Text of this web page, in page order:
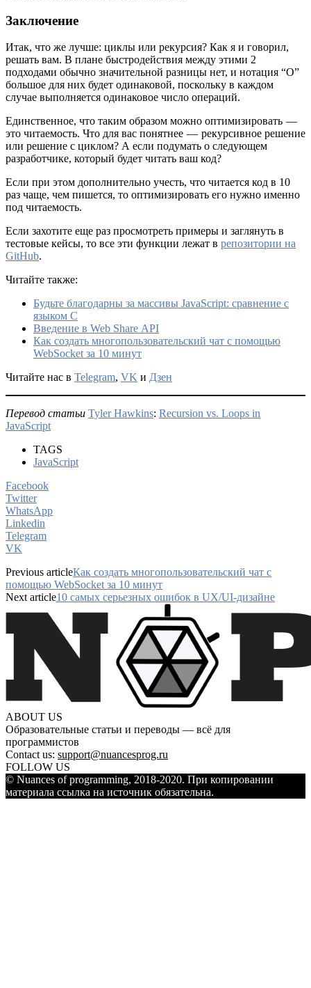
Заключение
Итак, что же лучше: циклы или рекурсия? Как я и говорил,
решать вам. В плане быстродействия между этими 2
подходами обычно значительной разницы нет, и нотация “О”
большое для них будет одинаковой, поскольку в каждом
случае выполняется одинаковое число операций.
Единственное, что таким образом можно оптимизировать —
это читаемость. Что для вас понятнее — рекурсивное решение
или решение с циклом? А если подумать о следующем
разработчике, который будет читать ваш код?
Если при этом дополнительно учесть, что читается код в 10
раз чаще, чем пишется, то оптимизировать его нужно именно
под читаемость.
Если захотите еще раз просмотреть примеры и заглянуть в
тестовые кейсы, то все эти функции лежат в репозитории на
GitHub.
Читайте также:
Будьте благодарны за массивы JavaScript: сравнение с
языком C
Введение в Web Share API
Как создать многопользовательский чат с помощью
WebSocket за 10 минут
Читайте нас в Telegram, VK и Дзен
Перевод статьи Tyler Hawkins: Recursion vs. Loops in
JavaScript
TAGS
JavaScript
Facebook
Twitter
WhatsApp
Linkedin
Telegram
VK
Previous articleКак создать многопользовательский чат с
помощью WebSocket за 10 минут
Next article10 самых серьезных ошибок в UX/UI-дизайне
ABOUT US
Образовательные статьи и переводы — всё для
программистов
Contact us: support@nuancesprog.ru
FOLLOW US
© Nuances of programming, 2018-2020. При копировании
материала ссылка на источник обязательна.